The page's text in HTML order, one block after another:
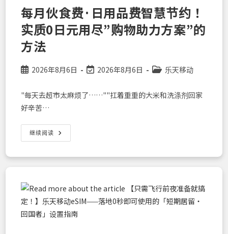
从
宇
宙
直
接
——
手
机
来
临
每月伙食费·日用品费智慧节约！
实质0日元用尽”购物助力方案”的
方法
Post2026年8月6日
Post
modified:
2026年8月6日
Post乐天移动
"每天去超市太麻烦了……""扛着重重的大米和洗涤剂回家
好辛苦…
继续阅读 每
月
食
费
品
费
智
慧
节